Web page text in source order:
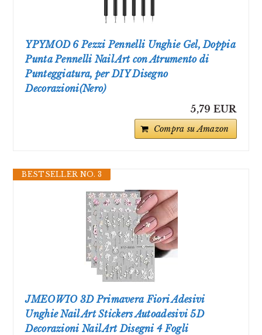
YPYMOD 6 Pezzi Pennelli Unghie Gel, Doppia
Punta Pennelli Nail Art con Atrumento di
Punteggiatura, per DIY Disegno
Decorazioni(Nero)
5,79 EUR
Compra su Amazon
BESTSELLER NO. 3
JMEOWIO 3D Primavera Fiori Adesivi
Unghie Nail Art Stickers Autoadesivi 5D
Decorazioni Nail Art Disegni 4 Fogli